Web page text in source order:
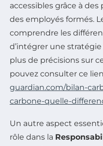
accessibles grâce à
des employés formés.
comprendre les
d’intégrer une
plus de précisions sur
pouvez consulter ce lien
guardian.com/bilan-
carbone-quelle-
Un autre aspect
rôle dans la